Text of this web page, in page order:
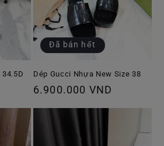
Đã bán hết
Dép Gucci Nhựa New Size 38
Giá
6.900.000 VND